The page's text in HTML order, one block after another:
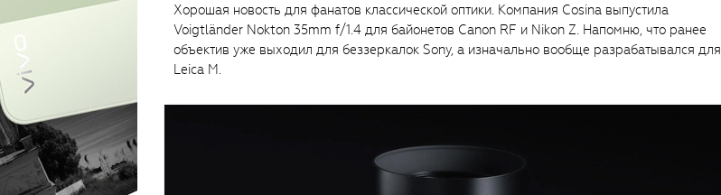
Хорошая новость для фанатов классической оптики. Компания Cosina выпустила
Voigtländer Nokton 35mm f/1.4 для байонетов Canon RF и Nikon Z. Напомню, что ранее
объектив уже выходил для беззеркалок Sony, а изначально вообще разрабатывался для
Leica M.